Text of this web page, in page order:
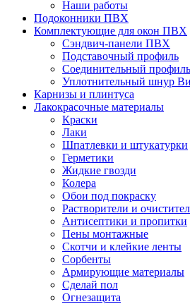
Наши работы
Подоконники ПВХ
Комплектующие для окон ПВХ
Сэндвич-панели ПВХ
Подставочный профиль
Соединительный профиль
Уплотнительный шнур
Карнизы и плинтуса
Лакокрасочные материалы
Краски
Лаки
Шпатлевки и штукатурки
Герметики
Жидкие гвозди
Колера
Обои под покраску
Растворители и
Антисептики и пропитки
Пены монтажные
Скотчи и клейкие ленты
Сорбенты
Армирующие материалы
Сделай пол
Огнезащита